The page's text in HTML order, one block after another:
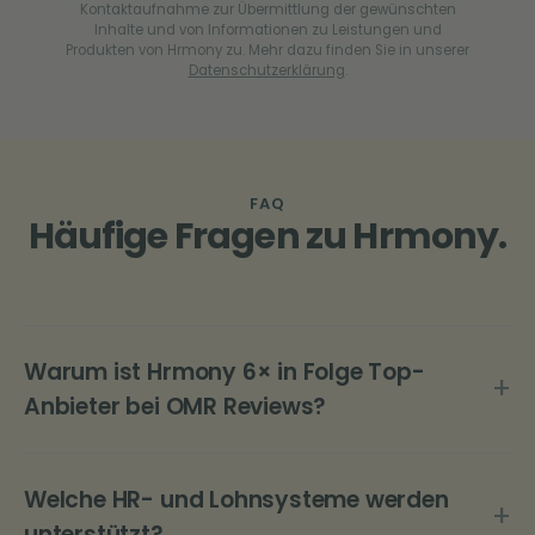
Kontaktaufnahme zur Übermittlung der gewünschten
Inhalte und von Informationen zu Leistungen und
Produkten von Hrmony zu. Mehr dazu finden Sie in unserer
Datenschutzerklärung.
FAQ
Häufige Fragen zu Hrmony.
Warum ist Hrmony 6× in Folge Top-
Anbieter bei OMR Reviews?
+
Quartalen die meistbewertete Benefit-
Welche HR- und Lohnsysteme werden
+